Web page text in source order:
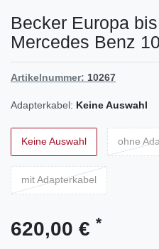
Becker Europa
Mercedes Benz
Artikelnummer: 10267
Adapterkabel: Keine Auswahl
Keine Auswahl ohne
mit Adapterkabel
620,00 € *